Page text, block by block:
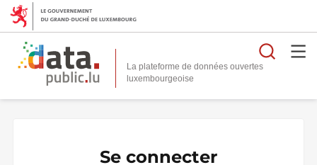
La plateforme de données ouvertes
Se connecter